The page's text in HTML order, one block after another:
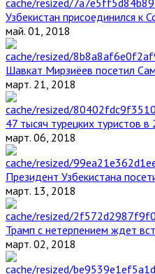
Узбекистан присоединился к
май. 01, 2018
Шавкат Мирзиёев посетил
март. 21, 2018
47 тысяч турецких туристов
март. 06, 2018
Президент Узбекистана
март. 13, 2018
Трамп с нетерпением ждет
март. 02, 2018